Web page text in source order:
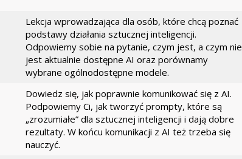
Lekcja wprowadzająca dla osób, które chcą poznać
podstawy działania sztucznej inteligencji.
Odpowiemy sobie na pytanie, czym jest, a czym nie
jest aktualnie dostępne AI oraz porównamy
wybrane ogólnodostępne modele.
Dowiedz się, jak poprawnie komunikować się z AI.
Podpowiemy Ci, jak tworzyć prompty, które są
„zrozumiałe” dla sztucznej inteligencji i dają dobre
rezultaty. W końcu komunikacji z AI też trzeba się
nauczyć.